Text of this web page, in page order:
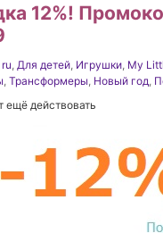
12%!
Для детей Игрушки My
Трансформеры Новый год
ещё действовать